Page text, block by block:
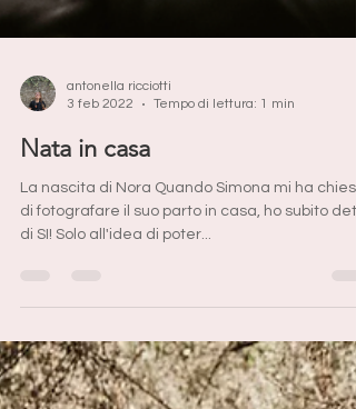
3 feb 2022
Nata in casa
La nascita di Nora Quando Simona mi ha